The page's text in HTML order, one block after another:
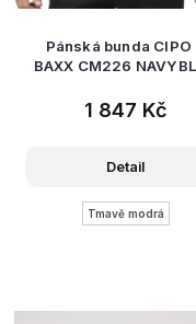
Pánská bunda CIPO
BAXX CM226
1 847 Kč
Detail
Tmavě modrá